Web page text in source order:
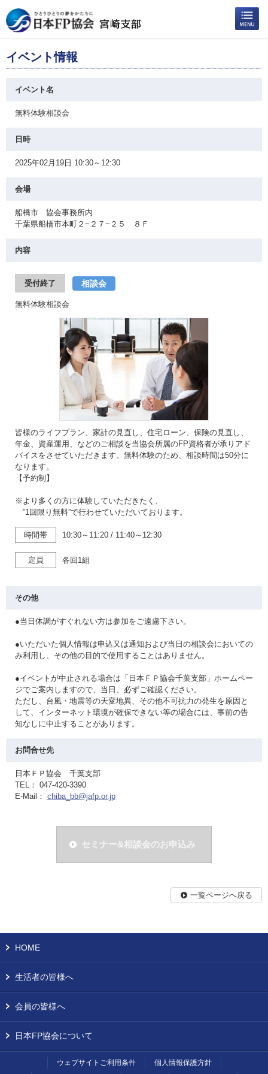
イベント情報
イベント名
無料体験相談会
日時
2025年02月19日 10:30～12:30
会場
船橋市 協会事務所内
千葉県船橋市本町２−２７−２５ ８Ｆ
内容
受付終了 相談会
無料体験相談会
皆様のライフプラン、家計の見直し、住宅ローン、保険の見直し、
年金、資産運用、などのご相談を当協会所属のFP資格者が承りアド
バイスをさせていただきます。無料体験のため、相談時間は50分に
なります。
【予約制】
※より多くの方に体験していただきたく、
”1回限り無料”で行わせていただいております。
時間帯 10:30～11:20 / 11:40～12:30
定員 各回1組
その他
●当日体調がすぐれない方は参加をご遠慮下さい。
●いただいた個人情報は申込又は通知および当日の相談会においての
み利用し、その他の目的で使用することはありません。
●イベントが中止される場合は「日本ＦＰ協会千葉支部」ホームペー
ジでご案内しますので、当日、必ずご確認ください。
ただし、台風・地震等の天変地異、その他不可抗力の発生を原因と
して、インターネット環境が確保できない等の場合には、事前の告
知なしに中止することがあります。
お問合せ先
日本ＦＰ協会 千葉支部
TEL： 047-420-3390
E-Mail： chiba_bb@jafp.or.jp
セミナー&相談会のお申込み
一覧ページへ戻る
HOME
生活者の皆様へ
会員の皆様へ
日本FP協会について
ウェブサイトご利用条件
個人情報保護方針